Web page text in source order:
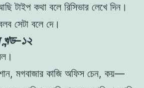
টাইপ কথা বলে রিসিভার লেখে দিন ।
সেটা বলে দে।
।
, মগবাজার কাজি অফিস চেন, কয়—